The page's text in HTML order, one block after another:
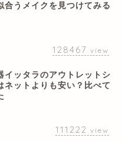
合うメイクを見つけてみる
128467 view
イッタラのアウトレットシ
ネットよりも安い？比べて
111222 view